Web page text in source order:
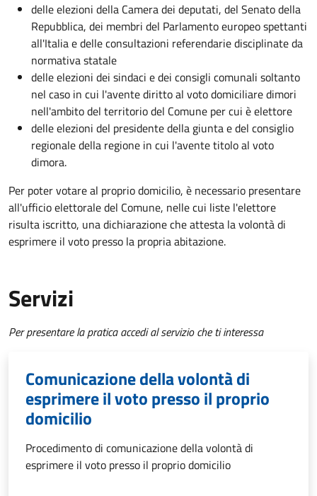
delle elezioni della Camera dei deputati, del Senato della
Repubblica, dei membri del Parlamento europeo spettanti
all'Italia e delle consultazioni referendarie disciplinate da
normativa statale
delle elezioni dei sindaci e dei consigli comunali soltanto
nel caso in cui l'avente diritto al voto domiciliare dimori
nell'ambito del territorio del Comune per cui è elettore
delle elezioni del presidente della giunta e del consiglio
regionale della regione in cui l'avente titolo al voto
dimora.
Per poter votare al proprio domicilio, è necessario presentare
all'ufficio elettorale del Comune, nelle cui liste l'elettore
risulta iscritto, una dichiarazione che attesta la volontà di
esprimere il voto presso la propria abitazione.
Servizi
Per presentare la pratica accedi al servizio che ti interessa
Comunicazione della volontà di
esprimere il voto presso il proprio
domicilio
Procedimento di comunicazione della volontà di
esprimere il voto presso il proprio domicilio